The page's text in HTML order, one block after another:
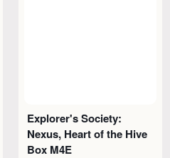
Explorer's Society:
Nexus, Heart of the Hive
Box M4E